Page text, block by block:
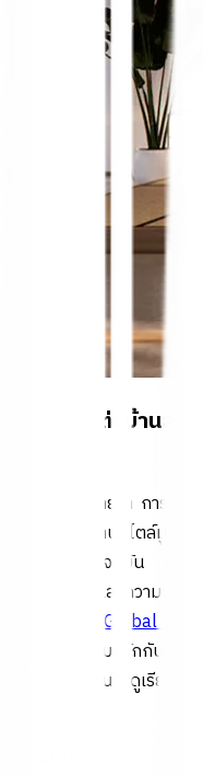
9 Tips แต่งบ้านสไ
ปฏิเสธไม่ได้เลยว่า การแ
ว่า การแต่งบ้านสไตล์มูจิ
อย่างมากในปัจจุบัน ด้วย
น้อยแต่มาก และความเรีย
Global House
บ้านไปทำความรู้จักกับข้
ในการแต่งบ้านให้ดูเรียบง่า